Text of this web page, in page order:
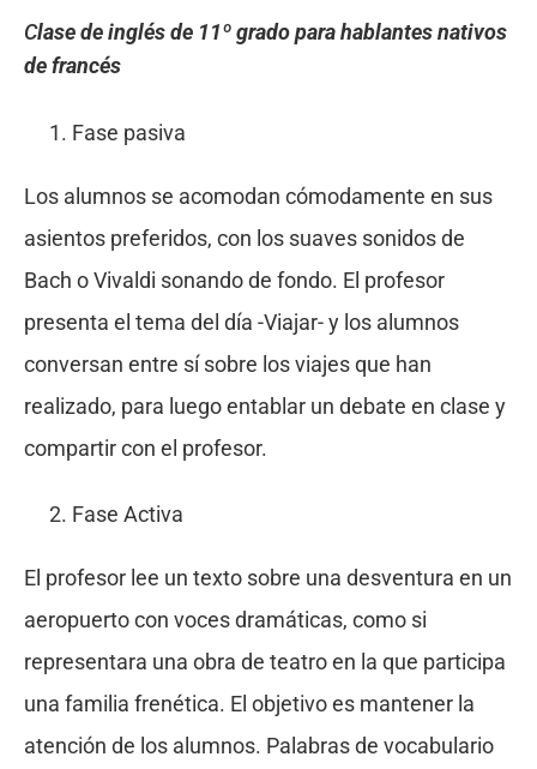
Clase de inglés de 11ºgrado para hablantes nativos
de francés
Fase pasiva
Los alumnos se acomodan cómodamente en sus
asientos preferidos, con los suaves sonidos de
Bach o Vivaldi sonando de fondo. El profesor
presenta el tema del día -Viajar- y los alumnos
conversan entre sí sobre los viajes que han
realizado, para luego entablar un debate en clase y
compartir con el profesor.
Fase Activa
El profesor lee un texto sobre una desventura en un
aeropuerto con voces dramáticas, como si
representara una obra de teatro en la que participa
una familia frenética. El objetivo es mantener la
atención de los alumnos. Palabras de vocabulario